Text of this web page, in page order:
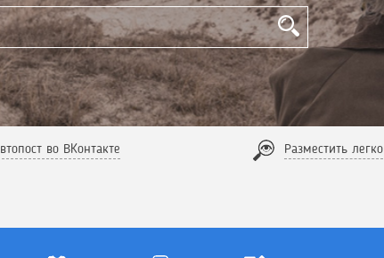
во ВКонтакте Разместить легко